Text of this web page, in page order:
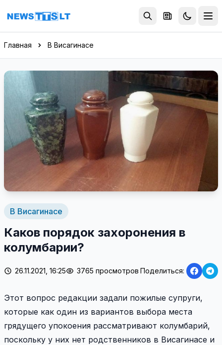
Перейти к содержимому
Главная В Висагинасе
В Висагинасе
Каков порядок захоронения в
колумбарии?
26.11.2021, 16:25 3765 просмотров Поделиться:
Этот вопрос редакции задали пожилые супруги,
которые как один из вариантов выбора места
грядущего упокоения рассматривают колумбарий,
поскольку у них нет родственников в Висагинасе и